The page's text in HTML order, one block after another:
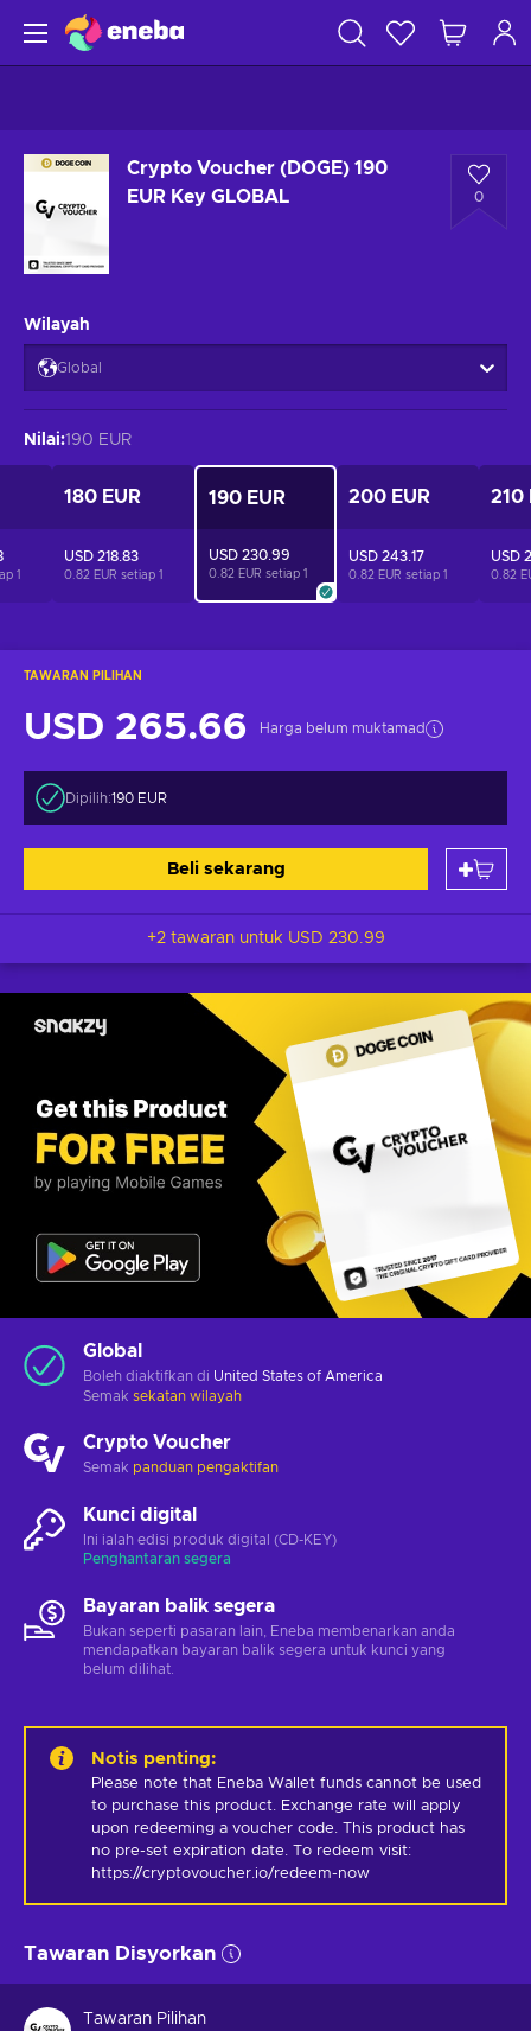
Crypto Voucher (DOGE) 190
EUR Key GLOBAL
0
TAWARAN PILIHAN
USD 265.66 Harga belum muktamad
Dipilih:190 EUR
Beli sekarang
+2 tawaran untuk USD 230.99
Global
Boleh diaktifkan di United States of America
Semak sekatan wilayah
Crypto Voucher
Semak panduan pengaktifan
Kunci digital
Ini ialah edisi produk digital (CD-KEY)
Penghantaran segera
Bayaran balik segera
Bukan seperti pasaran lain, Eneba membenarkan anda
mendapatkan bayaran balik segera untuk kunci yang
belum dilihat.
Wilayah
Global
Nilai:190 EUR
1
180 EUR
USD 218.83
0.82 EUR setiap 1
190 EUR
USD 230.99
0.82 EUR setiap 1
200 EUR
USD 243.17
0.82 EUR setiap 1
210
USD
0.82
Notis penting:
Please note that Eneba Wallet funds cannot be used
to purchase this product. Exchange rate will apply
upon redeeming a voucher code. This product has
no pre-set expiration date. To redeem visit:
https://cryptovoucher.io/redeem-now
Tawaran Disyorkan
Tawaran Pilihan